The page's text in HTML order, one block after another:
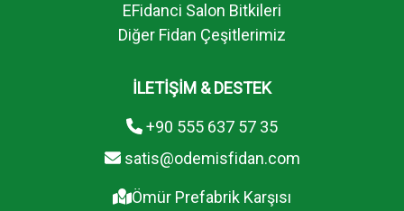
EFidanci Salon Bitkileri
Diğer Fidan Çeşitlerimiz
İLETİŞİM & DESTEK
+90 555 637 57 35
satis@odemisfidan.com
Ömür Prefabrik Karşısı